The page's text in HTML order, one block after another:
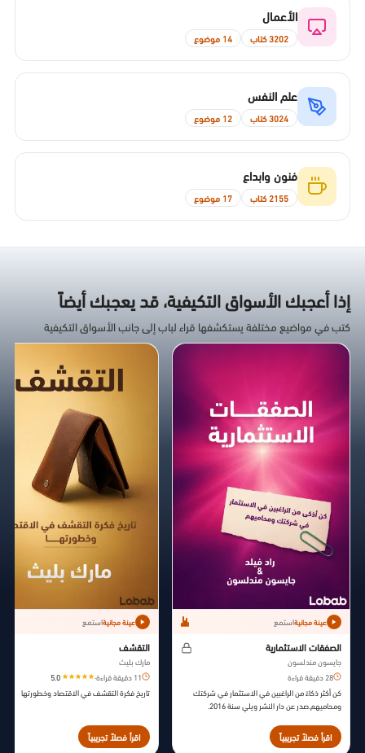
الأعمال
3202 كتاب 14 موضوع
علم النفس
3024 كتاب 12 موضوع
فنون وابداع
2155 كتاب 17 موضوع
إذا أعجبك الأسواق التكيفية، قد يعجبك أيضاً
كتب في مواضيع مختلفة يستكشفها قراء لباب إلى جانب الأسواق التكيفية
عينة مجانيةاستمع
الصفقات الاستثمارية
جايسون مندلسون
28 دقيقة قراءة
كن أكثر ذكاءً من الراغبين في الاستثمار في شركتك
ومحاميهم.صدر عن دار النشر ويلي سنة 2016.
اقرأ فصلاً تجريبياً
عينة مجانيةاستمع
التقشف
مارك بليث
11 دقيقة قراءة
·
5.0
تاريخ فكرة التقشف في الاقتصاد وخطورتها
اقرأ فصلاً تجريبياً